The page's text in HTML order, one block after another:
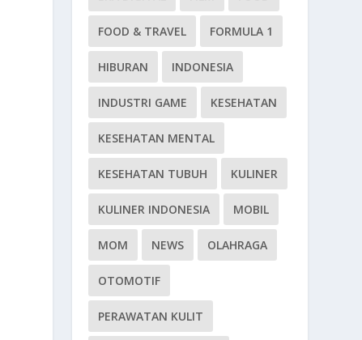
FOOD & TRAVEL FORMULA 1
HIBURAN INDONESIA
INDUSTRI GAME KESEHATAN
KESEHATAN MENTAL
KESEHATAN TUBUH KULINER
KULINER INDONESIA MOBIL
MOM NEWS OLAHRAGA
OTOMOTIF
PERAWATAN KULIT